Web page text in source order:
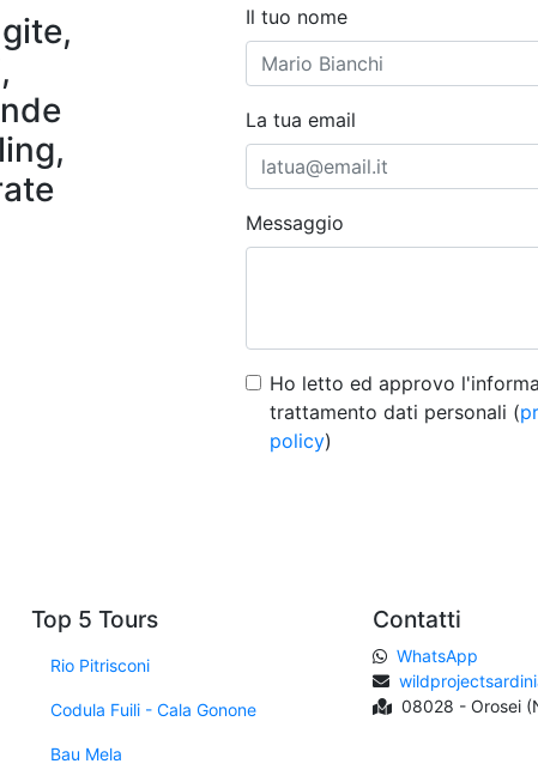
Il tuo nome
La tua email
Messaggio
Ho letto ed approvo
trattamento dati personali (
policy)
Top 5 Tours
Rio Pitrisconi
Codula Fuili - Cala Gonone
Bau Mela
Contatti
WhatsApp
08028 - Orosei